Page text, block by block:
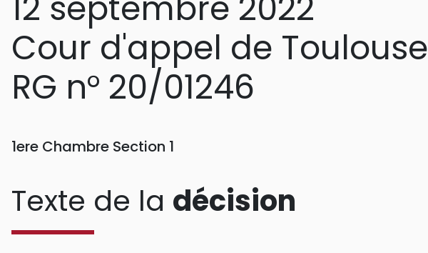
Cour d'appel de Toulouse
RG n° 20/01246
1ere Chambre Section 1
Texte de la décision